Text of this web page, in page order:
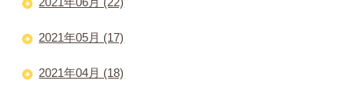
2021年05月 (17)
2021年04月 (18)